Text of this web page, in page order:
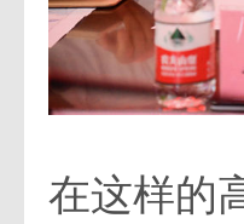
在这样的